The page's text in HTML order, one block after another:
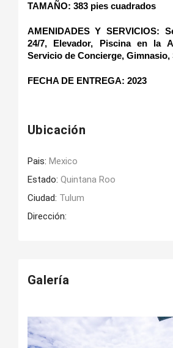
TAMAÑO: 383 pies cuadrados
AMENIDADES Y SERVICIOS:
24/7, Elevador, Piscina en la
Servicio de Concierge, Gimnasio,
FECHA DE ENTREGA: 2023
Ubicación
Pais: Mexico
Estado: Quintana Roo
Ciudad: Tulum
Dirección:
Galería